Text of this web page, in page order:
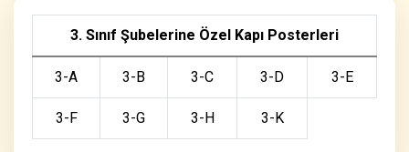
3. Sınıf Şubelerine Özel Kapı Posterleri
3-A 3-B 3-C 3-D 3-E
3-F 3-G 3-H 3-K